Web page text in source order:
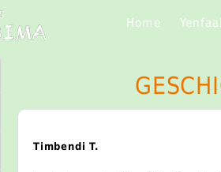
Home
Timbendi T.